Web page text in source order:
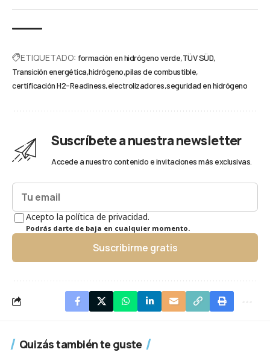
ETIQUETADO: formación en hidrógeno verde TÜV SÜD
Transición energética hidrógeno pilas de combustible
certificación H2-Readiness electrolizadores seguridad en hidrógeno
Suscríbete a nuestra newsletter
Accede a nuestro contenido e invitaciones más exclusivas.
Acepto la política de privacidad.
Podrás darte de baja en cualquier momento.
Suscribirme gratis
Quizás también te guste